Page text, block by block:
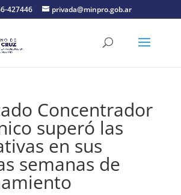
427446 privada@minpro.gob.ar
Concentrador
superó las
en sus
semanas de